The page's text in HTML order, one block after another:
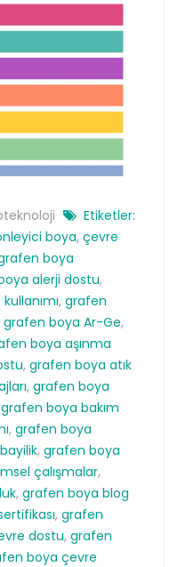
Etiketler:
boya, çevre
boya
alerji dostu,
, grafen
grafen boya Ar-Ge,
boya aşınma
, grafen boya atık
, grafen boya
grafen boya bakım
, grafen boya
, grafen boya
çalışmalar,
, grafen boya blog
, grafen
dostu, grafen
boya çevre